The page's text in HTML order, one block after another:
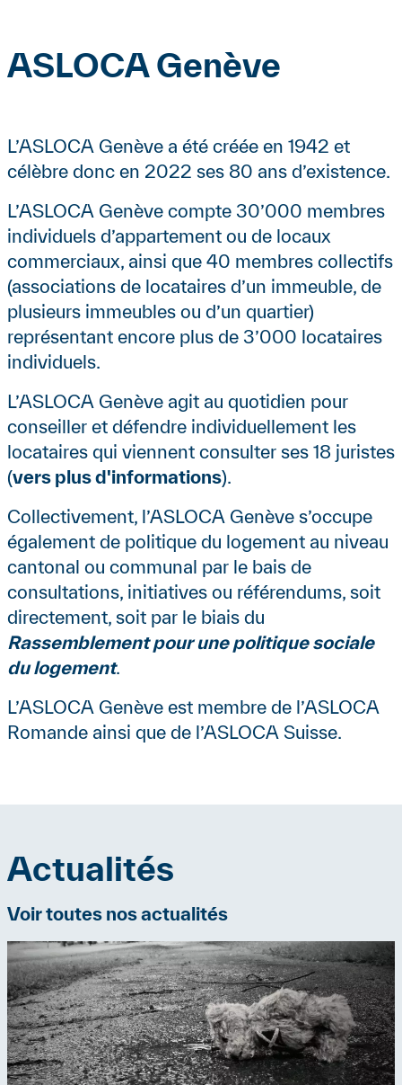
Contenu
ASLOCA Genève
Contenu
L’ASLOCA Genève a été créée en 1942 et
célèbre donc en 2022 ses 80 ans d’existence.
L’ASLOCA Genève compte 30’000 membres
individuels d’appartement ou de locaux
commerciaux, ainsi que 40 membres collectifs
(associations de locataires d’un immeuble, de
plusieurs immeubles ou d’un quartier)
représentant encore plus de 3’000 locataires
individuels.
L’ASLOCA Genève agit au quotidien pour
conseiller et défendre individuellement les
locataires qui viennent consulter ses 18 juristes
(vers plus d'informations).
Collectivement, l’ASLOCA Genève s’occupe
également de politique du logement au niveau
cantonal ou communal par le bais de
consultations, initiatives ou référendums, soit
directement, soit par le biais du
Rassemblement pour une politique sociale
du logement.
L’ASLOCA Genève est membre de l’ASLOCA
Romande ainsi que de l’ASLOCA Suisse.
Référence
Actualités
Voir toutes nos actualités